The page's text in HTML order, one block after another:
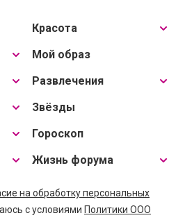
Красота
Мой образ
Развлечения
Звёзды
Гороскоп
Жизнь форума
на обработку персональных
с условиями Политики ООО